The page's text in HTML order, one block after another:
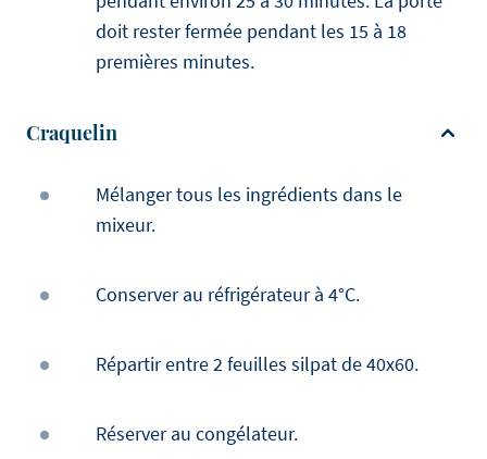
doit rester fermée pendant les 15 à 18
premières minutes.
Craquelin
Mélanger tous les ingrédients dans le
mixeur.
Conserver au réfrigérateur à 4°C.
Répartir entre 2 feuilles silpat de 40x60.
Réserver au congélateur.